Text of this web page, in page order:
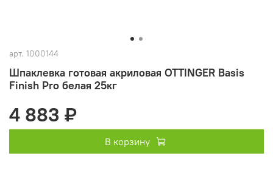
арт. 1000144
Шпаклевка готовая акриловая OTTINGER Basis
Finish Pro белая 25кг
4 883 ₽
В корзину